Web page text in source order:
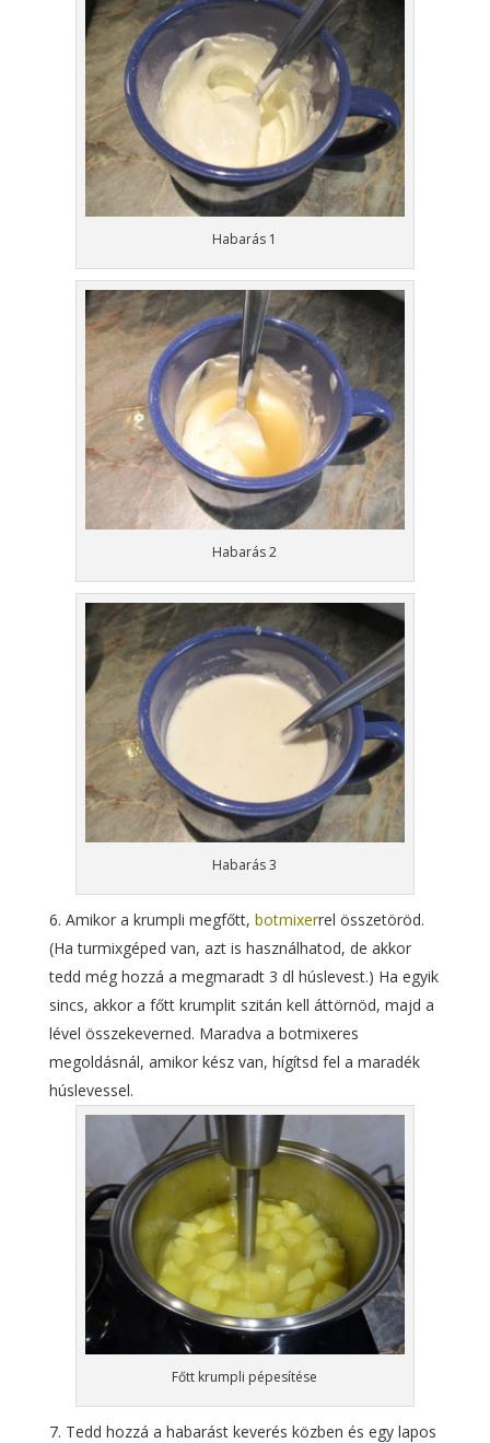
Habarás 1
Habarás 2
Habarás 3
Amikor a krumpli megfőtt, botmixerrel összetöröd.
(Ha turmixgéped van, azt is használhatod, de akkor
tedd még hozzá a megmaradt 3 dl húslevest.) Ha egyik
sincs, akkor a főtt krumplit szitán kell áttörnöd, majd a
lével összekeverned. Maradva a botmixeres
megoldásnál, amikor kész van, hígítsd fel a maradék
húslevessel.
Főtt krumpli pépesítése
Tedd hozzá a habarást keverés közben és egy lapos